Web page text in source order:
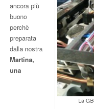
La
ancora più
buono
perchè
preparata
dalla nostra
Martina,
una